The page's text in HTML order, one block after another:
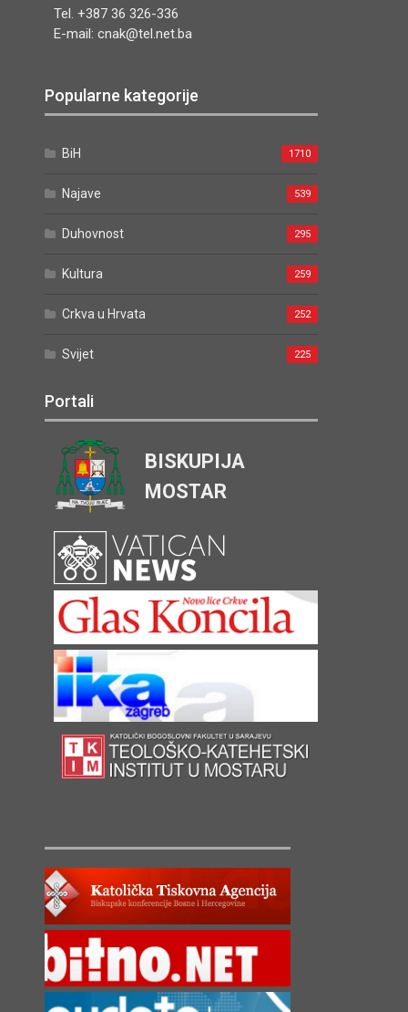
Tel. +387 36 326-336
E-mail: cnak@tel.net.ba
Popularne kategorije
BiH 1710
Najave 539
Duhovnost 295
Kultura 259
Crkva u Hrvata 252
Svijet 225
Portali
BISKUPIJA
MOSTAR